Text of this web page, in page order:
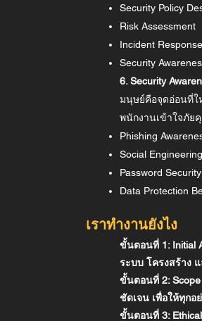
Security Policy
Risk Assessment
Incident
Security
6. Security
มนุษย์คือจุดอ่อนที่ใ
พนักงานเข้าใจภัย
Phishing
Social Engineering
Password Security
Data Protection
เราทำงานยังไง
ขั้นตอนที่ 1: Initial
ระบบ โครงสร้าง
ขั้นตอนที่ 2:
ชัดเจน เพื่อให้ทุกอ
ขั้นตอนที่ 3: